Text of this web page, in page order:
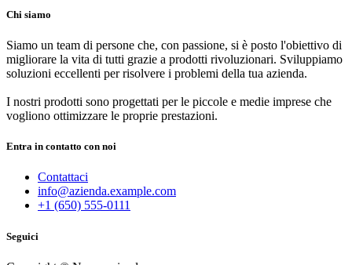
Chi siamo
Siamo un team di persone che, con passione, si è posto l'obiettivo di
migliorare la vita di tutti grazie a prodotti rivoluzionari. Sviluppiamo
soluzioni eccellenti per risolvere i problemi della tua azienda.
I nostri prodotti sono progettati per le piccole e medie imprese che
vogliono ottimizzare le proprie prestazioni.
Entra in contatto con noi
Contattaci
info@azienda.example.com
+1 (650) 555-0111
Seguici